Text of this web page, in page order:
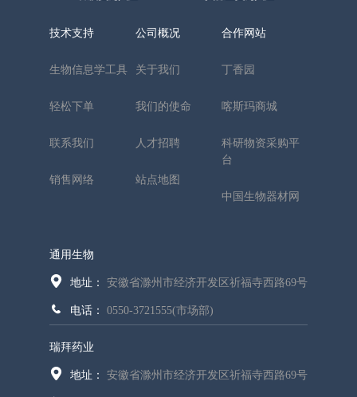
技术支持
生物信息学工具
轻松下单
联系我们
销售网络
公司概况
关于我们
我们的使命
人才招聘
站点地图
合作网站
丁香园
喀斯玛商城
科研物资采购平
台
中国生物器材网
通用生物
地址： 安徽省滁州市经济开发区祈福寺西路69号
电话： 0550-3721555(市场部)
瑞拜药业
地址： 安徽省滁州市经济开发区祈福寺西路69号